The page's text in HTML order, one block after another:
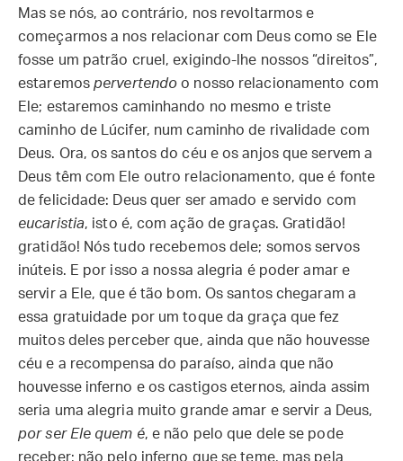
Mas se nós, ao contrário, nos revoltarmos e
começarmos a nos relacionar com Deus como se Ele
fosse um patrão cruel, exigindo-lhe nossos “direitos”,
estaremos pervertendo o nosso relacionamento com
Ele; estaremos caminhando no mesmo e triste
caminho de Lúcifer, num caminho de rivalidade com
Deus. Ora, os santos do céu e os anjos que servem a
Deus têm com Ele outro relacionamento, que é fonte
de felicidade: Deus quer ser amado e servido com
eucaristia, isto é, com ação de graças. Gratidão!
gratidão! Nós tudo recebemos dele; somos servos
inúteis. E por isso a nossa alegria é poder amar e
servir a Ele, que é tão bom. Os santos chegaram a
essa gratuidade por um toque da graça que fez
muitos deles perceber que, ainda que não houvesse
céu e a recompensa do paraíso, ainda que não
houvesse inferno e os castigos eternos, ainda assim
seria uma alegria muito grande amar e servir a Deus,
por ser Ele quem é, e não pelo que dele se pode
receber; não pelo inferno que se teme, mas pela